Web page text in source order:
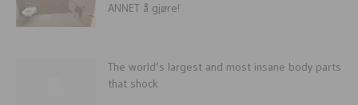
ANNET å gjøre!
The world’s largest and most insane body parts
that shock